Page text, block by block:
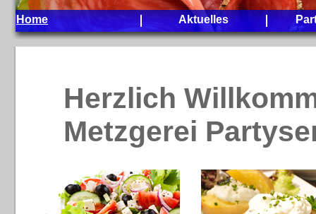
Home Aktuelles
Herzlich
Metzgerei